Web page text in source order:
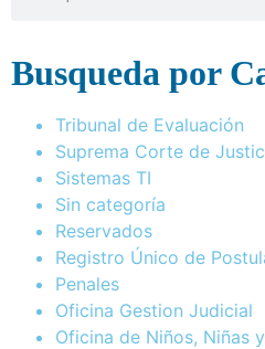
Busqueda por
Tribunal de Evaluación
Suprema Corte de
Sistemas TI
Sin categoría
Reservados
Registro Único de
Penales
Oficina Gestion Judicial
Oficina de Niños, Niñas